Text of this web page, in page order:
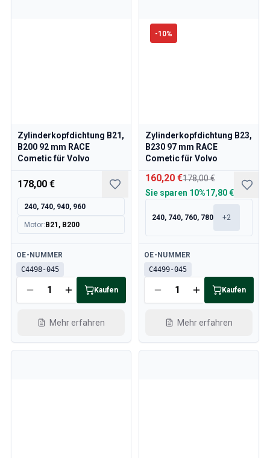
Volvo 240/260 Getriebe/Hinterradaufhängung
Volvo 740/760/780 Sonstiges
Volvo 740/760/780 Elektrische Ausrüstung
Volvo 700 Heizungsanlage/Frischlufteinheit
Volvo 700 Räder/Nabenabdeckungen
Volvo 700 MotorErsatzteile
Volvo 740/760/780 KarosserieErsatzteile
Volvo 740/760/780 Vorderradaufhängung
Volvo 850 Ersatzteile
Volvo 850 Bremsanlage
Volvo 850 Räder/Nabenabdeckungen
Volvo 850 Kraftstoff-/Auspuffanlage
Volvo 850 InnenraumErsatzteile
Zylinderkopfdichtung B21,
B200 92 mm RACE
Cometic für Volvo
178,00 €
240, 740, 940, 960
Motor: B21, B200
Verfügbar
OE-NUMMER
C4498-045
Kaufen
Mehr erfahren
-10%
Zylinderkopfdichtung B23,
B230 97 mm RACE
Cometic für Volvo
160,20 €178,00 €
Sie sparen 10%17,80 €
240, 740, 760, 780 +2
Verfügbar
OE-NUMMER
C4499-045
Kaufen
Mehr erfahren